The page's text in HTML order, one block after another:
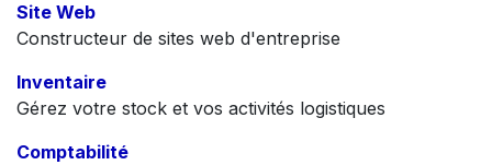
Site Web
Constructeur de sites web d'entreprise
Inventaire
Gérez votre stock et vos activités logistiques
Comptabilité